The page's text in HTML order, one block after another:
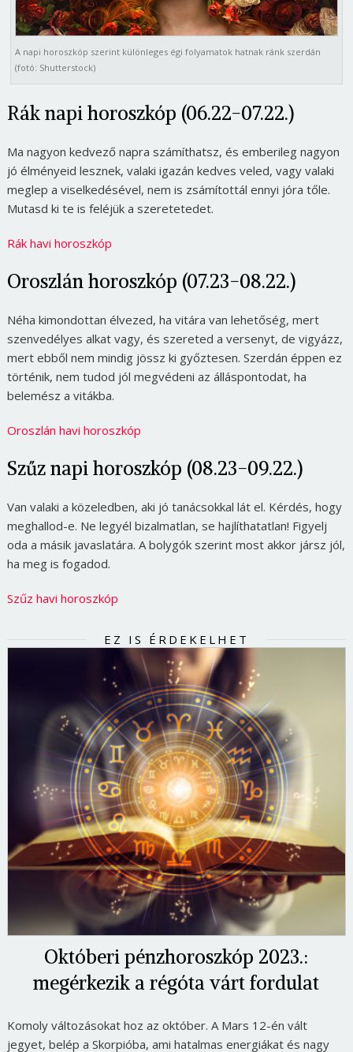
A napi horoszkóp szerint különleges égi folyamatok hatnak ránk szerdán
(fotó: Shutterstock)
Rák napi horoszkóp (06.22-07.22.)
Ma nagyon kedvező napra számíthatsz, és emberileg nagyon
jó élményeid lesznek, valaki igazán kedves veled, vagy valaki
meglep a viselkedésével, nem is zsámítottál ennyi jóra tőle.
Mutasd ki te is feléjük a szeretetedet.
Rák havi horoszkóp
Oroszlán horoszkóp (07.23-08.22.)
Néha kimondottan élvezed, ha vitára van lehetőség, mert
szenvedélyes alkat vagy, és szereted a versenyt, de vigyázz,
mert ebből nem mindig jössz ki győztesen. Szerdán éppen ez
történik, nem tudod jól megvédeni az álláspontodat, ha
belemész a vitákba.
Oroszlán havi horoszkóp
Szűz napi horoszkóp (08.23-09.22.)
Van valaki a közeledben, aki jó tanácsokkal lát el. Kérdés, hogy
meghallod-e. Ne legyél bizalmatlan, se hajlíthatatlan! Figyelj
oda a másik javaslatára. A bolygók szerint most akkor jársz jól,
ha meg is fogadod.
Szűz havi horoszkóp
EZ IS ÉRDEKELHET
Októberi pénzhoroszkóp 2023.:
megérkezik a régóta várt fordulat
Komoly változásokat hoz az október. A Mars 12-én vált
jegyet, belép a Skorpióba, ami hatalmas energiákat és nagy